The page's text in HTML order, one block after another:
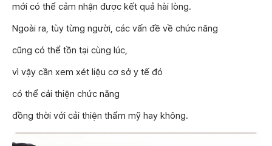
mới có thể cảm nhận được kết quả hài lòng.
Ngoài ra, tùy từng người, các vấn đề về chức năng
cũng có thể tồn tại cùng lúc,
vì vậy cần xem xét liệu cơ sở y tế đó
có thể cải thiện chức năng
đồng thời với cải thiện thẩm mỹ hay không.